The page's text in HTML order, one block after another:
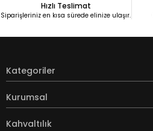
Hızlı Teslimat
Siparişleriniz en kısa sürede elinize ulaşır.
Kategoriler
Kurumsal
Kahvaltılık